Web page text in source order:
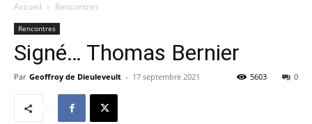
Accueil Rencontres
Rencontres
Signé… Thomas Bernier
Par Geoffroy de Dieuleveult - 17 septembre 2021 0
5603